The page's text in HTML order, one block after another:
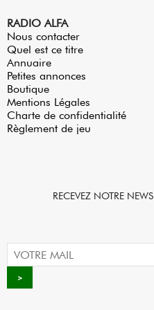
RADIO ALFA
Nous contacter
Quel est ce titre
Annuaire
Petites annonces
Boutique
Mentions Légales
Charte de confidentialité
Règlement de jeu
RECEVEZ NOTRE